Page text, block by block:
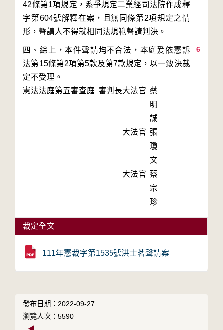
42條第1項規定，系爭規定二業經司法院作成釋
字第604號解釋在案，且無同條第2項規定之情
6
四、綜上，本件聲請均不合法，本庭爰依憲訴
法第15條第2項第5款及第7款規定，以一致決裁
定不受理。
憲法法庭第五審查庭 審判長大法官 蔡
明
誠
大法官 張
瓊
文
大法官 蔡
宗
珍
裁定全文
111年憲裁字第1535號洪士茗聲請案
發布日期：2022-09-27
瀏覽人次：5590